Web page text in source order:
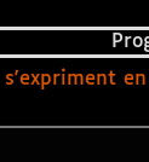
s'expriment